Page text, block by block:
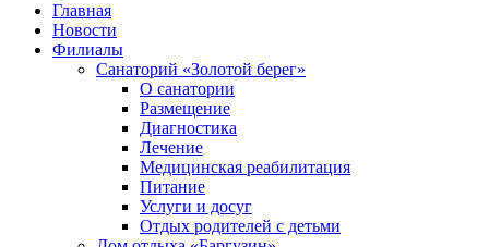
Главная
Новости
Филиалы
Санаторий «Золотой берег»
О санатории
Размещение
Диагностика
Лечение
Медицинская реабилитация
Питание
Услуги и досуг
Отдых родителей с детьми